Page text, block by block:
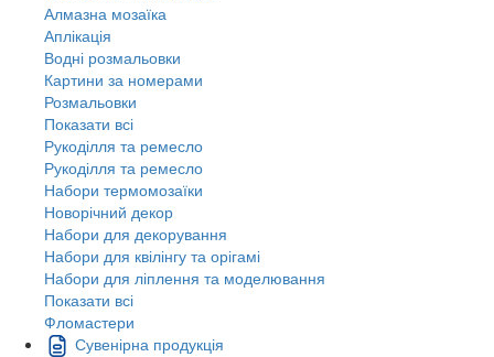
Алмазна мозаїка
Аплікація
Водні розмальовки
Картини за номерами
Розмальовки
Показати всі
Рукоділля та ремесло
Рукоділля та ремесло
Набори термомозаїки
Новорічний декор
Набори для декорування
Набори для квілінгу та орігамі
Набори для ліплення та моделювання
Показати всі
Фломастери
Сувенірна продукція